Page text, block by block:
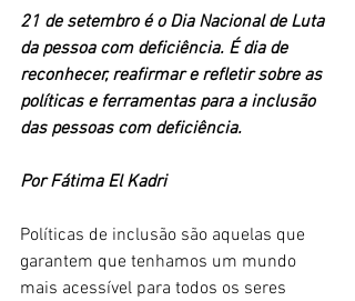
21 de setembro é o Dia Nacional de Luta
da pessoa com deficiência. É dia de
reconhecer, reafirmar e refletir sobre as
políticas e ferramentas para a inclusão
das pessoas com deficiência.
Por Fátima El Kadri
Políticas de inclusão são aquelas que
garantem que tenhamos um mundo
mais acessível para todos os seres